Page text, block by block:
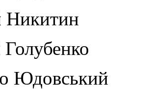
Никитин
Юдовський